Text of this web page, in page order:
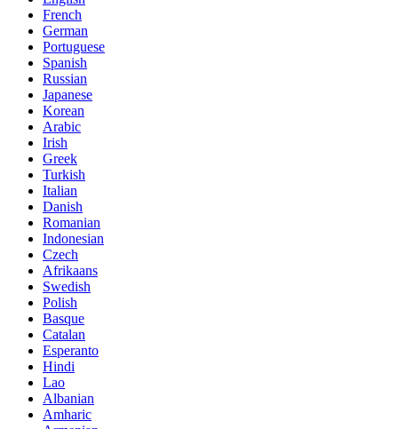
French
German
Portuguese
Spanish
Russian
Japanese
Korean
Arabic
Irish
Greek
Turkish
Italian
Danish
Romanian
Indonesian
Czech
Afrikaans
Swedish
Polish
Basque
Catalan
Esperanto
Hindi
Lao
Albanian
Amharic